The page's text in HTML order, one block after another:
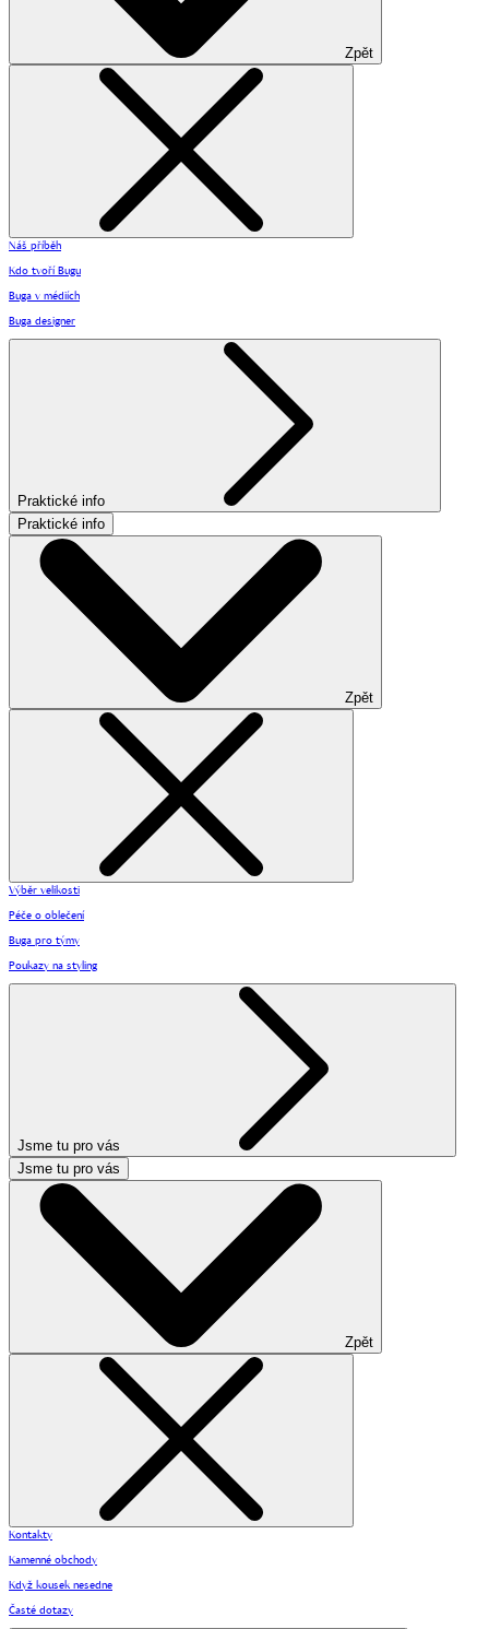
Zpět
Náš příběh
Kdo tvoří Bugu
Buga v médiích
Buga designer
Praktické info
Praktické info
Zpět
Výběr velikosti
Péče o oblečení
Buga pro týmy
Poukazy na styling
Jsme tu pro vás
Jsme tu pro vás
Zpět
Kontakty
Kamenné obchody
Když kousek nesedne
Časté dotazy